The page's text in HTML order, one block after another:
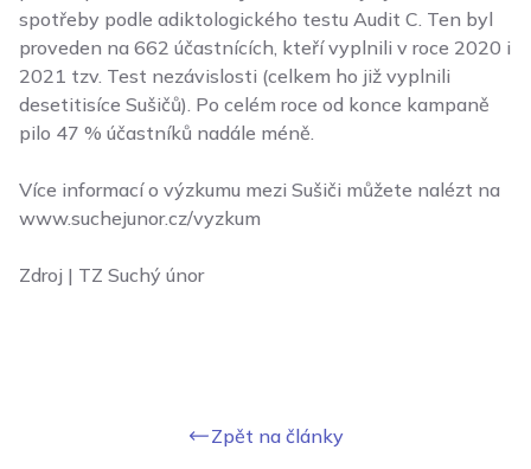
spotřeby podle adiktologického testu Audit C. Ten byl
proveden na 662 účastnících, kteří vyplnili v roce 2020 i
2021 tzv. Test nezávislosti (celkem ho již vyplnili
desetitisíce Sušičů). Po celém roce od konce kampaně
pilo 47 % účastníků nadále méně.
Více informací o výzkumu mezi Sušiči můžete nalézt na
www.suchejunor.cz/vyzkum
Zdroj | TZ Suchý únor
Zpět na články